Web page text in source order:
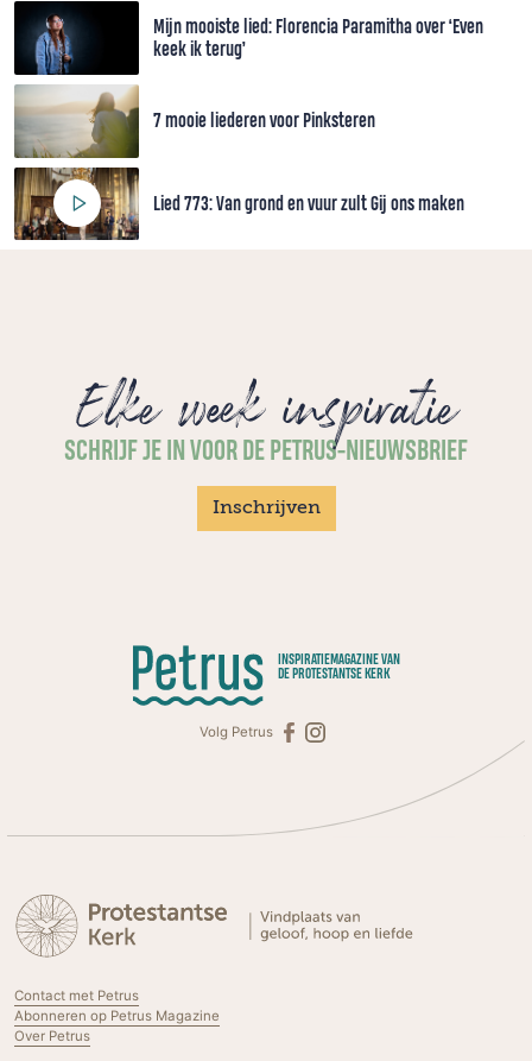
Mijn mooiste lied: Florencia Paramitha over ‘Even
keek ik terug’
7 mooie liederen voor Pinksteren
Lied 773: Van grond en vuur zult Gij ons maken
Elke week inspiratie
SCHRIJF JE IN VOOR DE PETRUS-NIEUWSBRIEF
Inschrijven
INSPIRATIEMAGAZINE VAN
DE PROTESTANTSE KERK
Volg Petrus
Contact met Petrus
Abonneren op Petrus Magazine
Over Petrus